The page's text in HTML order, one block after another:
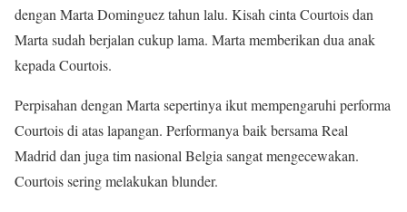
dengan Marta Dominguez tahun lalu. Kisah cinta Courtois dan
Marta sudah berjalan cukup lama. Marta memberikan dua anak
kepada Courtois.
Perpisahan dengan Marta sepertinya ikut mempengaruhi performa
Courtois di atas lapangan. Performanya baik bersama Real
Madrid dan juga tim nasional Belgia sangat mengecewakan.
Courtois sering melakukan blunder.